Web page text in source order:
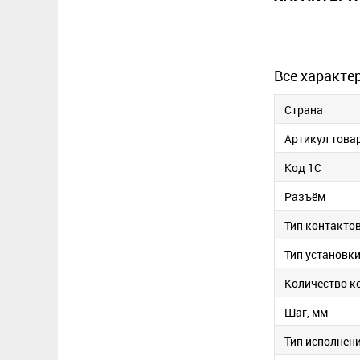
Все
Страна
Артикул
Код 1С
Разъём
Тип
Тип установки
Количество
Шаг, мм
Тип